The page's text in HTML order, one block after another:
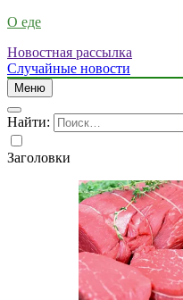
О еде
Новостная рассылка
Случайные новости
Меню
Найти:
Заголовки